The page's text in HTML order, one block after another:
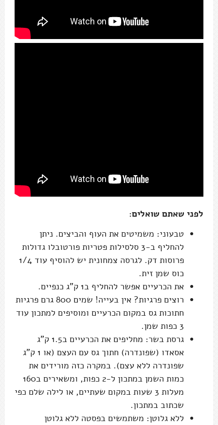
לפני שאתם שואלים:
טבעוני: משמיטים את העוף והביצים. ניתן
להחליף ב-3 סלסילות פטריות פורטובלו גדולות
פרוסות דק. לגרסה צמחונית יש להוסיף עוד 1/4
כוס שמן זית.
את הכרעיים אפשר להחליף ב1 ק"ג כנפיים.
רוצים פרגיות? אין בעייה! שמים 800 גרם פרגיות
חתוכות גס במקום הכרעיים ומוסיפים למתכון עוד
3 כפות שמן.
גרסת בשר: מחליפים את הכרעיים ב1.5 ק"ג
אסאדו (שפונדרה) חתוך גס עם העצם (או 1 ק"ג
שפונדרה ללא עצם). במקרה כזה מורידים את
כמות השמן במתכון ל-2 כפות, ומשאירים ב160
מעלות 3 שעות במקום שעתיים, או לילה שלם כפי
שכתוב במתכון.
ללא גלוטן: משתמשים בפסטה ללא גלוטן